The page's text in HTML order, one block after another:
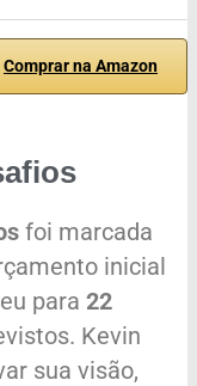
Comprar na Amazon
foi marcada
inicial
para 22
Kevin
sua visão,